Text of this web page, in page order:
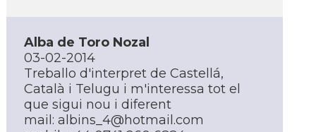
Alba de Toro Nozal
03-02-2014
Treballo d'interpret de Castellá,
Català i Telugu i m'interessa tot el
que sigui nou i diferent
mail: albins_4@hotmail.com